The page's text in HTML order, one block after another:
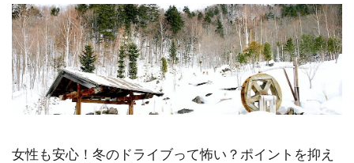
女性も安心！冬のドライブって怖い？ポイントを抑え